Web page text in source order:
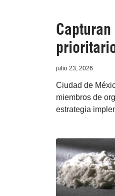
julio 23, 2026
Ciudad de
miembros de
estrategia